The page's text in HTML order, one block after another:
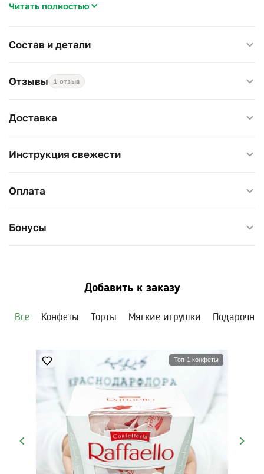
Примерная высота композиции: 55-60 см
Читать полностью
Состав и детали
Отзывы 1 отзыв
Доставка
Инструкция свежести
Оплата
Бонусы
Добавить к заказу
Все Конфеты Торты Мягкие игрушки
Топ-1 конфеты